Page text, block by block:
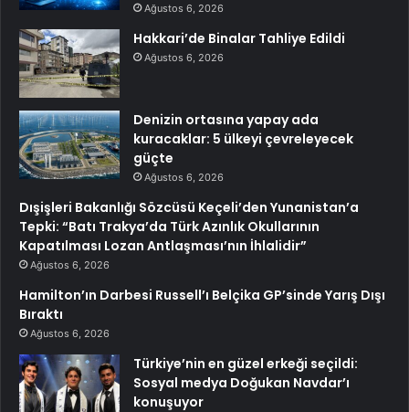
Ağustos 6, 2026
Hakkari’de Binalar Tahliye Edildi
Ağustos 6, 2026
Denizin ortasına yapay ada
kuracaklar: 5 ülkeyi çevreleyecek
güçte
Ağustos 6, 2026
Dışişleri Bakanlığı Sözcüsü Keçeli’den Yunanistan’a
Tepki: “Batı Trakya’da Türk Azınlık Okullarının
Kapatılması Lozan Antlaşması’nın İhlalidir”
Ağustos 6, 2026
Hamilton’ın Darbesi Russell’ı Belçika GP’sinde Yarış Dışı
Bıraktı
Ağustos 6, 2026
Türkiye’nin en güzel erkeği seçildi:
Sosyal medya Doğukan Navdar’ı
konuşuyor